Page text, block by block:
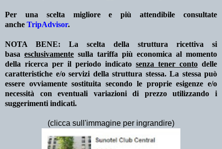
Per una scelta migliore e più attendibile consultate
anche TripAdvisor.
NOTA BENE: La scelta della struttura ricettiva si
basa esclusivamente sulla tariffa più economica al momento
della ricerca per il periodo indicato senza tener conto delle
caratteristiche e/o servizi della struttura stessa. La stessa può
essere ovviamente sostituita secondo le proprie esigenze e/o
necessità con eventuali variazioni di prezzo utilizzando i
suggerimenti indicati.
(clicca sull'immagine per ingrandire)